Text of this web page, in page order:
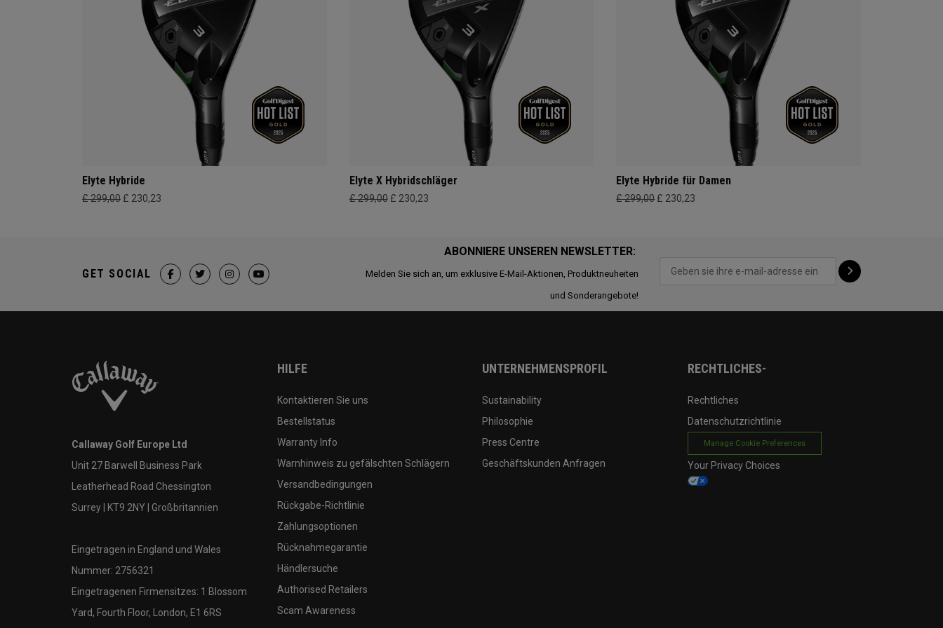
Elyte Hybride
£ 299,00 £ 230,23
Elyte X Hybridschläger
£ 299,00 £ 230,23
Elyte Hybride für Damen
£ 299,00 £ 230,23
ABONNIERE UNSEREN NEWSLETTER:
Melden Sie sich an, um exklusive E-Mail-Aktionen, Produktneuheiten
und Sonderangebote!
GET SOCIAL
Callaway Golf Europe Ltd
Unit 27 Barwell Business Park
Leatherhead Road Chessington
Surrey | KT9 2NY | Großbritannien
Eingetragen in England und Wales
Nummer: 2756321
Eingetragenen Firmensitzes: 1 Blossom
Yard, Fourth Floor, London, E1 6RS
HILFE
Kontaktieren Sie uns
Bestellstatus
Warranty Info
Warnhinweis zu gefälschten Schlägern
Versandbedingungen
Rückgabe-Richtlinie
Zahlungsoptionen
Rücknahmegarantie
Händlersuche
Authorised Retailers
Scam Awareness
UNTERNEHMENSPROFIL
Sustainability
Philosophie
Press Centre
Geschäftskunden Anfragen
RECHTLICHES-
Rechtliches
Datenschutzrichtlinie
Manage Cookie Preferences
Your Privacy Choices